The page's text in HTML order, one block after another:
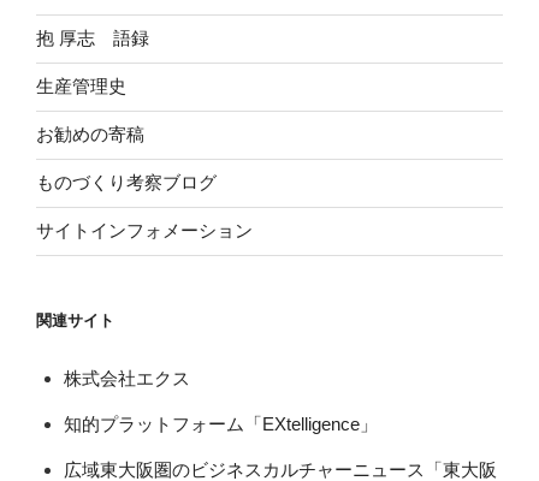
抱 厚志 語録
生産管理史
お勧めの寄稿
ものづくり考察ブログ
サイトインフォメーション
関連サイト
株式会社エクス
知的プラットフォーム「EXtelligence」
広域東大阪圏のビジネスカルチャーニュース「東大阪